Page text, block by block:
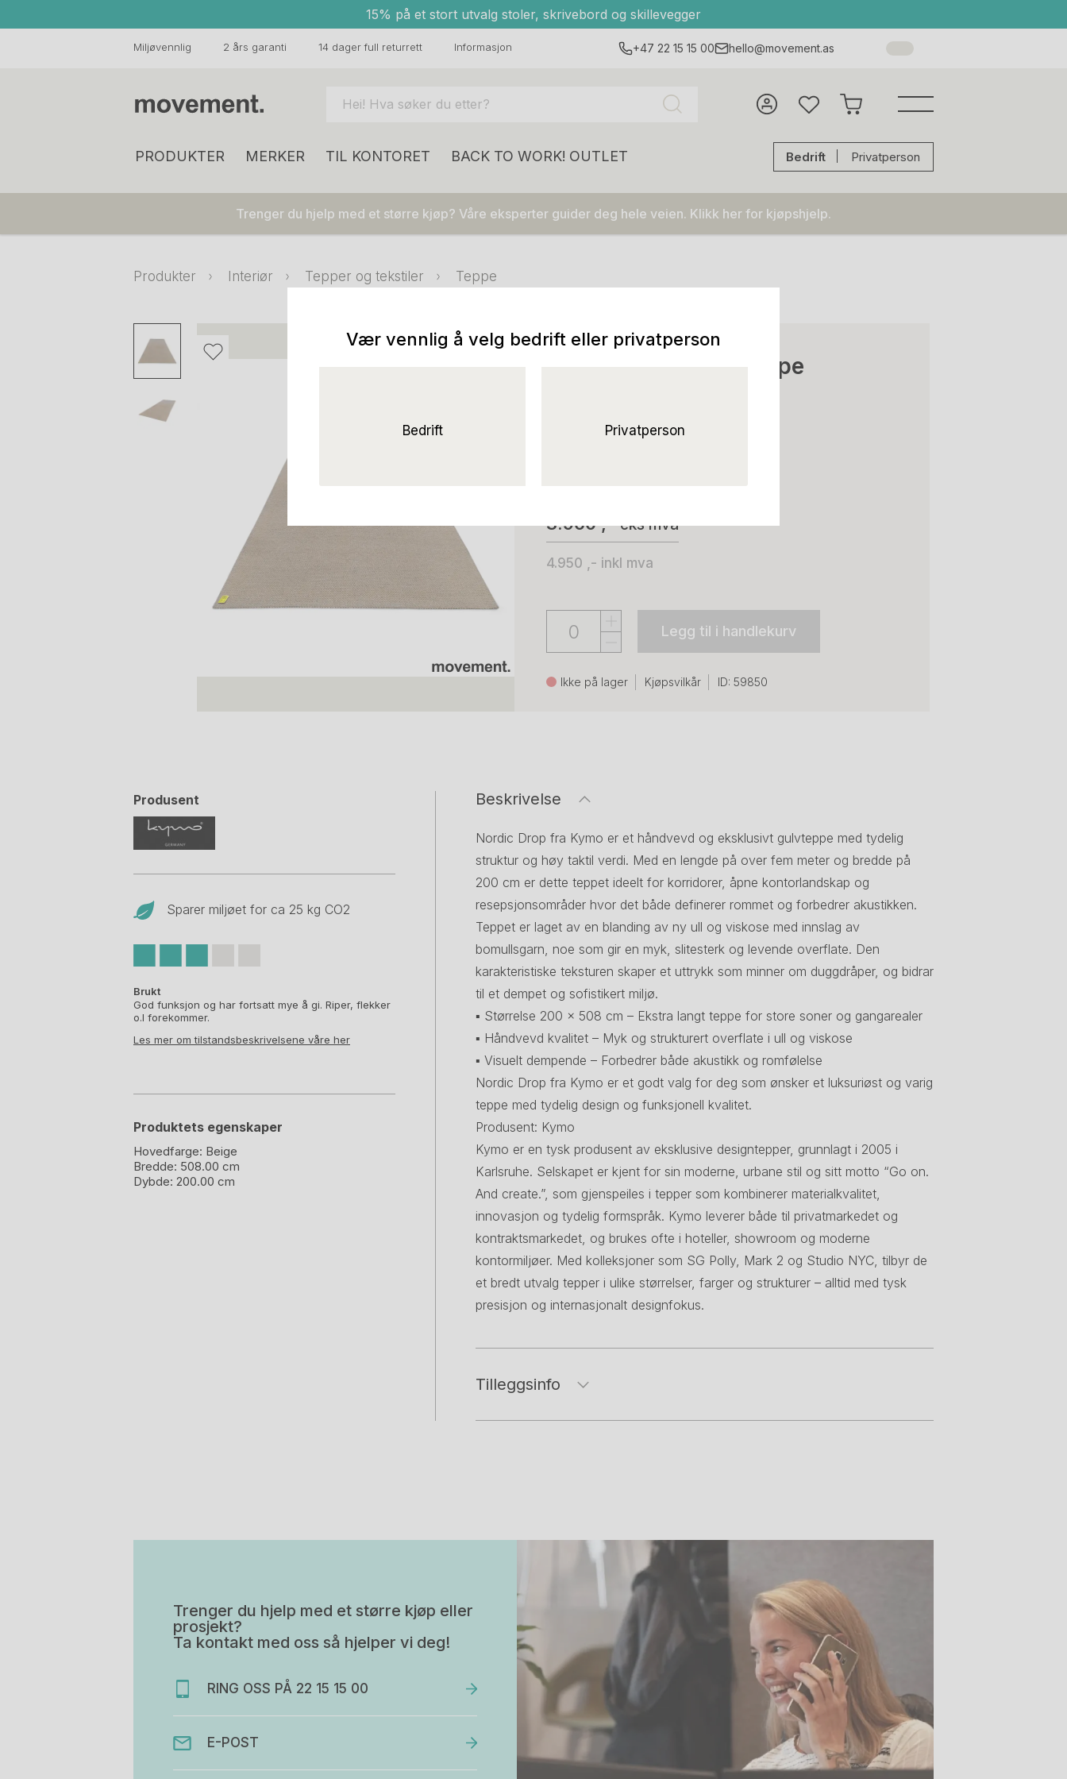
15% på et stort utvalg stoler, skrivebord og skillevegger
Miljøvennlig 2 års garanti 14 dager full returrett Informasjon +47 22 15 15 00 hello@movement.as
PRODUKTER MERKER TIL KONTORET BACK TO WORK! OUTLET Bedrift Privatperson
Trenger du hjelp med et større kjøp? Våre eksperter guider deg hele veien. Klikk her for kjøpshjelp.
Produkter Interiør Tepper og tekstiler Teppe
Solgt!Nordic Drop teppe
& Nougat, Brukt
3.960 ,-eks mva
4.950 ,- inkl mva
Legg til i handlekurv
Ikke på lager Kjøpsvilkår ID: 59850
Produsent
Sparer miljøet for ca 25 kg CO2
Brukt
God funksjon og har fortsatt mye å gi. Riper, flekker
o.l forekommer.
Les mer om tilstandsbeskrivelsene våre her
Produktets egenskaper
Hovedfarge: Beige
Bredde: 508.00 cm
Dybde: 200.00 cm
Beskrivelse
Nordic Drop fra Kymo er et håndvevd og eksklusivt gulvteppe med tydelig
struktur og høy taktil verdi. Med en lengde på over fem meter og bredde på
200 cm er dette teppet ideelt for korridorer, åpne kontorlandskap og
resepsjonsområder hvor det både definerer rommet og forbedrer akustikken.
Teppet er laget av en blanding av ny ull og viskose med innslag av
bomullsgarn, noe som gir en myk, slitesterk og levende overflate. Den
karakteristiske teksturen skaper et uttrykk som minner om duggdråper, og bidrar
til et dempet og sofistikert miljø.
▪ Størrelse 200 × 508 cm – Ekstra langt teppe for store soner og gangarealer
▪ Håndvevd kvalitet – Myk og strukturert overflate i ull og viskose
▪ Visuelt dempende – Forbedrer både akustikk og romfølelse
Nordic Drop fra Kymo er et godt valg for deg som ønsker et luksuriøst og varig
teppe med tydelig design og funksjonell kvalitet.
Produsent: Kymo
Kymo er en tysk produsent av eksklusive designtepper, grunnlagt i 2005 i
Karlsruhe. Selskapet er kjent for sin moderne, urbane stil og sitt motto “Go on.
And create.”, som gjenspeiles i tepper som kombinerer materialkvalitet,
innovasjon og tydelig formspråk. Kymo leverer både til privatmarkedet og
kontraktsmarkedet, og brukes ofte i hoteller, showroom og moderne
kontormiljøer. Med kolleksjoner som SG Polly, Mark 2 og Studio NYC, tilbyr de
et bredt utvalg tepper i ulike størrelser, farger og strukturer – alltid med tysk
presisjon og internasjonalt designfokus.
Tilleggsinfo
Trenger du hjelp med et større kjøp eller
prosjekt?
Ta kontakt med oss så hjelper vi deg!
RING OSS PÅ 22 15 15 00
E-POST
Vær vennlig å velg bedrift eller privatperson
Bedrift Privatperson